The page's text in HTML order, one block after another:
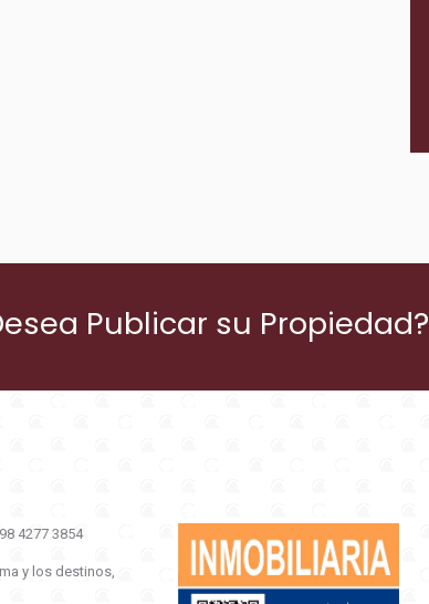
Publicar su Propiedad?
4277 3854
y los destinos,